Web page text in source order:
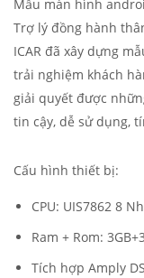
Mẫu màn hình
Trợ lý đồng hành
ICAR đã xây dựng
trải nghiệm khách
giải quyết được
tin cậy, dễ sử dụng,
Cấu hình thiết bị:
CPU: UIS7862 8
Ram + Rom:
Tích hợp Amply